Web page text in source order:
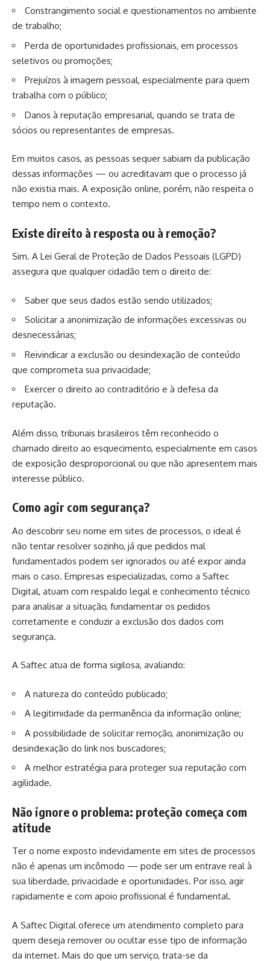
Constrangimento social e questionamentos no ambiente
de trabalho;
Perda de oportunidades profissionais, em processos
seletivos ou promoções;
Prejuízos à imagem pessoal, especialmente para quem
trabalha com o público;
Danos à reputação empresarial, quando se trata de
sócios ou representantes de empresas.
Em muitos casos, as pessoas sequer sabiam da publicação
dessas informações — ou acreditavam que o processo já
não existia mais. A exposição online, porém, não respeita o
tempo nem o contexto.
Existe direito à resposta ou à remoção?
Sim. A Lei Geral de Proteção de Dados Pessoais (LGPD)
assegura que qualquer cidadão tem o direito de:
Saber que seus dados estão sendo utilizados;
Solicitar a anonimização de informações excessivas ou
desnecessárias;
Reivindicar a exclusão ou desindexação de conteúdo
que comprometa sua privacidade;
Exercer o direito ao contraditório e à defesa da
reputação.
Além disso, tribunais brasileiros têm reconhecido o
chamado direito ao esquecimento, especialmente em casos
de exposição desproporcional ou que não apresentem mais
interesse público.
Como agir com segurança?
Ao descobrir seu nome em sites de processos, o ideal é
não tentar resolver sozinho, já que pedidos mal
fundamentados podem ser ignorados ou até expor ainda
mais o caso. Empresas especializadas, como a Saftec
Digital, atuam com respaldo legal e conhecimento técnico
para analisar a situação, fundamentar os pedidos
corretamente e conduzir a exclusão dos dados com
segurança.
A Saftec atua de forma sigilosa, avaliando:
A natureza do conteúdo publicado;
A legitimidade da permanência da informação online;
A possibilidade de solicitar remoção, anonimização ou
desindexação do link nos buscadores;
A melhor estratégia para proteger sua reputação com
agilidade.
Não ignore o problema: proteção começa com
atitude
Ter o nome exposto indevidamente em sites de processos
não é apenas um incômodo — pode ser um entrave real à
sua liberdade, privacidade e oportunidades. Por isso, agir
rapidamente e com apoio profissional é fundamental.
A Saftec Digital oferece um atendimento completo para
quem deseja remover ou ocultar esse tipo de informação
da internet. Mais do que um serviço, trata-se da